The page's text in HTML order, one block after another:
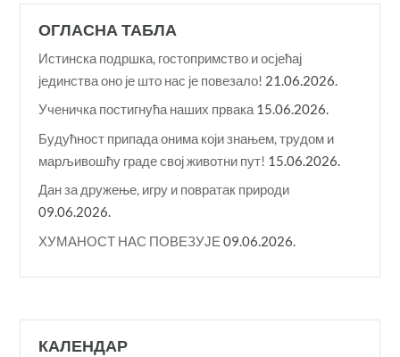
ОГЛАСНА ТАБЛА
Истинска подршка, гостопримство и осјећај
јединства оно је што нас је повезало! 21.06.2026.
Ученичка постигнућа наших првака 15.06.2026.
Будућност припада онима који знањем, трудом и
марљивошћу граде свој животни пут! 15.06.2026.
Дан за дружење, игру и повратак природи
09.06.2026.
ХУМАНОСТ НАС ПОВЕЗУЈЕ 09.06.2026.
КАЛЕНДАР